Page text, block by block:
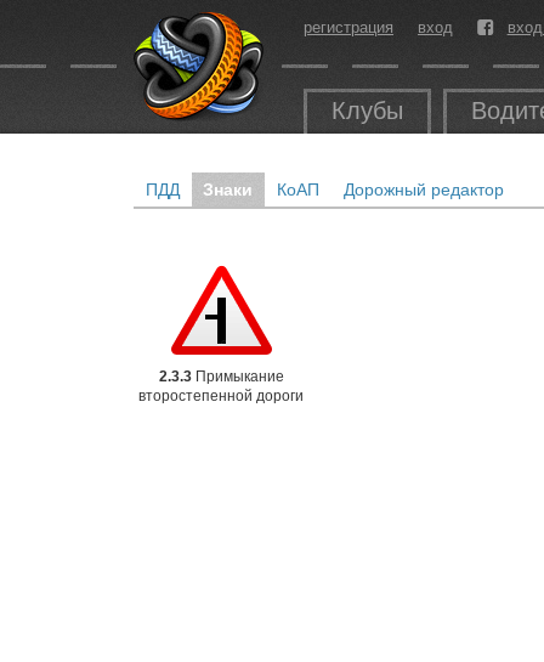
регистрация вход
Клубы
ПДД Знаки КоАП Дорожный редактор
2.3.3Примыкание
второстепенной дороги